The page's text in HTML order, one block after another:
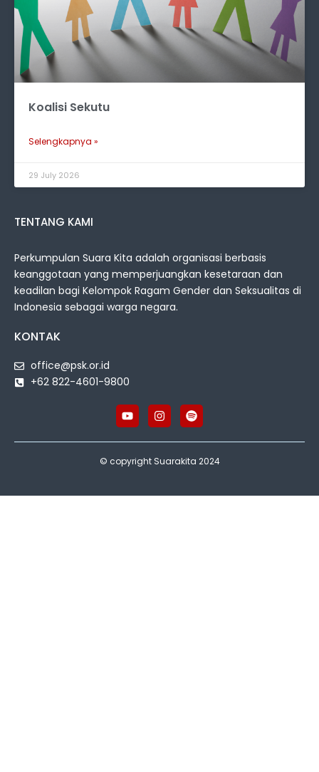
Koalisi Sekutu
Selengkapnya »
29 July 2026
TENTANG KAMI
Perkumpulan Suara Kita adalah organisasi berbasis
keanggotaan yang memperjuangkan kesetaraan dan
keadilan bagi Kelompok Ragam Gender dan Seksualitas di
Indonesia sebagai warga negara.
KONTAK
office@psk.or.id
+62 822-4601-9800
© copyright Suarakita 2024